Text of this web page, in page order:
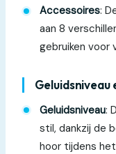
Accessoires:
aan 8
gebruiken voor
Geluidsniveau:
stil, dankzij de
hoor tijdens